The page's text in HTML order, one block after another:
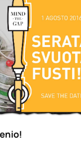
!